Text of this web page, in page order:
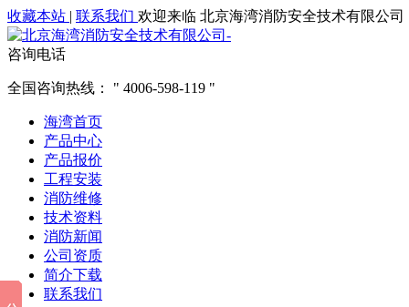
收藏本站 | 联系我们 欢迎来临 北京海湾消防安全技术有限公司
咨询电话
全国咨询热线： 4006-598-119
海湾首页
产品中心
产品报价
工程安装
消防维修
技术资料
消防新闻
公司资质
简介下载
联系我们